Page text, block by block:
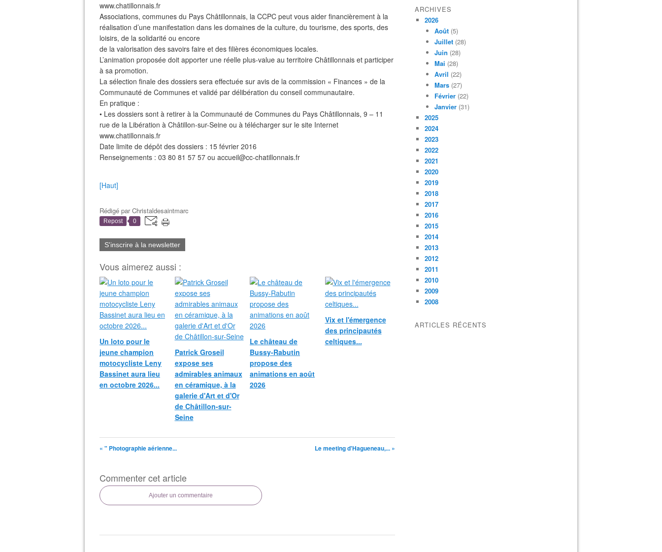
www.chatillonnais.fr
Associations, communes du Pays Châtillonnais, la CCPC peut vous aider financièrement à la
réalisation d’une manifestation dans les domaines de la culture, du tourisme, des sports, des
loisirs, de la solidarité ou encore
de la valorisation des savoirs faire et des filières économiques locales.
L’animation proposée doit apporter une réelle plus-value au territoire Châtillonnais et participer
à sa promotion.
La sélection finale des dossiers sera effectuée sur avis de la commission « Finances » de la
Communauté de Communes et validé par délibération du conseil communautaire.
En pratique :
• Les dossiers sont à retirer à la Communauté de Communes du Pays Châtillonnais, 9 – 11
rue de la Libération à Châtillon-sur-Seine ou à télécharger sur le site Internet
www.chatillonnais.fr
Date limite de dépôt des dossiers : 15 février 2016
Renseignements : 03 80 81 57 57 ou accueil@cc-chatillonnais.fr
[Haut]
Rédigé parChristaldesaintmarc
Repost 0
S'inscrire à la newsletter
Vous aimerez aussi :
Un loto pour le
jeune champion
motocycliste Leny
Bassinet aura lieu
en octobre 2026...
Patrick Groseil
expose ses
admirables animaux
en céramique, à la
galerie d'Art et d'Or
de Châtillon-sur-
Seine
Le château de
Bussy-Rabutin
propose des
animations en août
2026
Vix et l'émergence
des principautés
celtiques...
« " Photographie aérienne... Le meeting d'Hagueneau,... »
Commenter cet article
Ajouter un commentaire
ARCHIVES
2026
Août (5)
Juillet (28)
Juin (28)
Mai (28)
Avril (22)
Mars (27)
Février (22)
Janvier (31)
2025
2024
2023
2022
2021
2020
2019
2018
2017
2016
2015
2014
2013
2012
2011
2010
2009
2008
ARTICLES RÉCENTS